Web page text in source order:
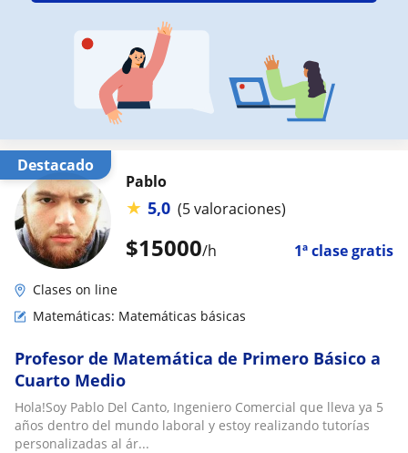
Destacado
$15000/h 1ª clase gratis
Pablo
★ 5,0 (5 valoraciones)
Clases on line
Matemáticas: Matemáticas básicas
Profesor de Matemática de Primero Básico a
Cuarto Medio
Hola!Soy Pablo Del Canto, Ingeniero Comercial que lleva ya 5
años dentro del mundo laboral y estoy realizando tutorías
personalizadas al ár...